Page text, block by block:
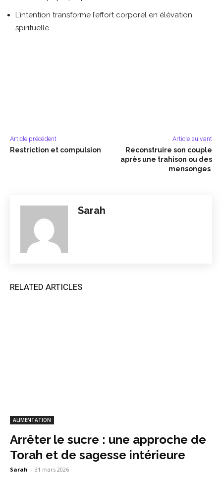
L’intention transforme l’effort corporel en élévation
spirituelle.
Article précédent
Restriction et compulsion
Article suivant
Reconstruire son couple
après une trahison ou des
mensonges
Sarah
RELATED ARTICLES
ALIMENTATION
Arrêter le sucre : une approche de
Torah et de sagesse intérieure
Sarah - 31 mars 2026